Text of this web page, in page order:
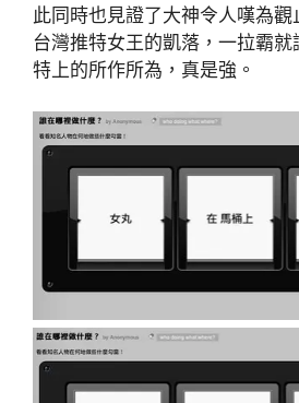
此同時也見證了大神令人嘆為
台灣推特女王的凱落，一拉霸
特上的所作所為，真是強。